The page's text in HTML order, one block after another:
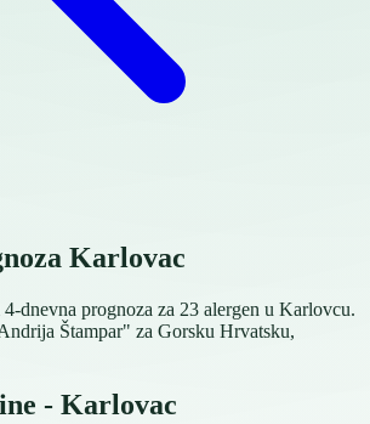
Karlovac
dnevna prognoza za 23 alergen u Karlovcu.
Štampar" za Gorsku Hrvatsku,
- Karlovac